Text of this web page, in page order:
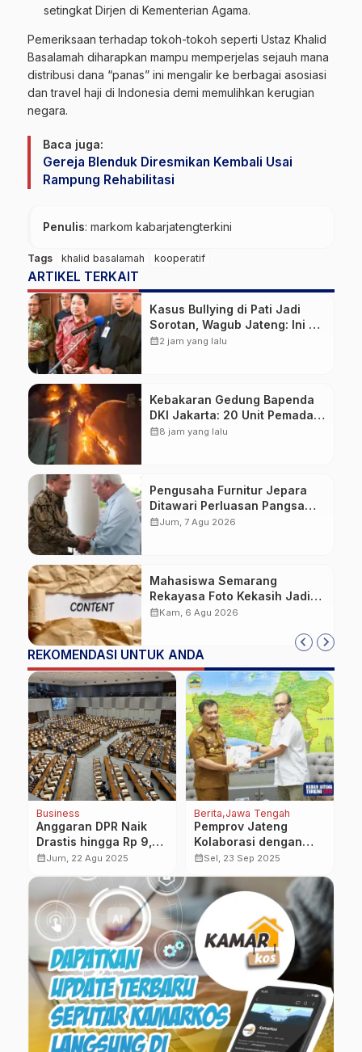
setingkat Dirjen di Kementerian Agama.
Pemeriksaan terhadap tokoh-tokoh seperti Ustaz Khalid
Basalamah diharapkan mampu memperjelas sejauh mana
distribusi dana “panas” ini mengalir ke berbagai asosiasi
dan travel haji di Indonesia demi memulihkan kerugian
negara.
Baca juga:
Gereja Blenduk Diresmikan Kembali Usai
Rampung Rehabilitasi
Penulis: markom kabarjatengterkini
Tags khalid basalamah kooperatif
ARTIKEL TERKAIT
Kasus Bullying di Pati Jadi
Sorotan, Wagub Jateng: Ini PR
Bersama
calendar_month2 jam yang lalu
Kebakaran Gedung Bapenda
DKI Jakarta: 20 Unit Pemadam
dan 3 Bronto Skylift
calendar_month8 jam yang lalu
Pengusaha Furnitur Jepara
Ditawari Perluasan Pangsa
Pasar Hingga ke IKN
calendar_monthJum, 7 Agu 2026
Mahasiswa Semarang
Rekayasa Foto Kekasih Jadi
Konten Cabul karena Sakit
calendar_monthKam, 6 Agu 2026
REKOMENDASI UNTUK ANDA
Business
Anggaran DPR Naik
Drastis hingga Rp 9,9
Triliun, Sementara
Jadi Komisaris
Waskita Karya
calendar_monthJum, 22 Agu 2025
Berita Jawa Tengah
Pemprov Jateng
Kolaborasi dengan
Perguruan Tinggi
Kemiskinan
calendar_monthSel, 23 Sep 2025